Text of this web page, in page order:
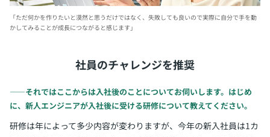
「ただ何かを作りたいと漠然と思うだけではなく、 失敗しても良いので実際に自分で手を動
かしてみることが成長につながると感じます」
社員のチャレンジを推奨
――それではここからは入社後のことについてお伺いします。はじめ
に、新人エンジニアが入社後に受ける研修について教えてください。
研修は年によって多少内容が変わりますが、今年の新入社員は1カ